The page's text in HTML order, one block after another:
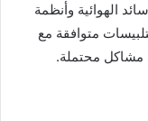
الهوائية وأنظمة
متوافقة مع
مشاكل محتملة.